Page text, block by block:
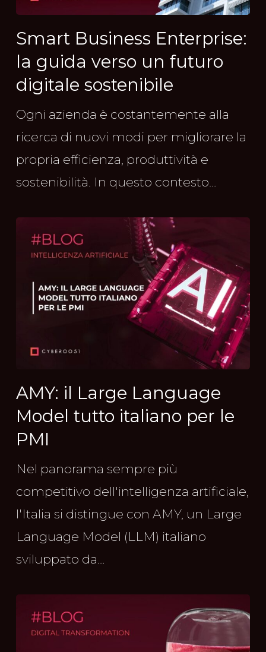
Smart Business Enterprise:
la guida verso un futuro
digitale sostenibile
Ogni azienda è costantemente alla
ricerca di nuovi modi per migliorare la
propria efficienza, produttività e
sostenibilità. In questo contesto…
AMY: il Large Language
Model tutto italiano per le
PMI
Nel panorama sempre più
competitivo dell'intelligenza artificiale,
l'Italia si distingue con AMY, un Large
Language Model (LLM) italiano
sviluppato da…